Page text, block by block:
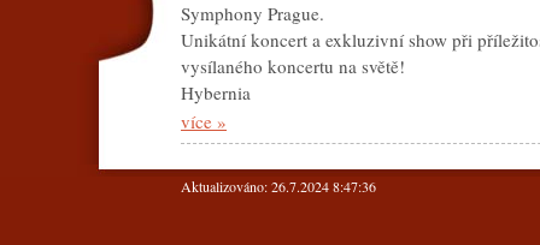
Symphony Prague.
Unikátníkoncert a exkluzivní show při
vysílaného koncertu na světě!
Hybernia
více »
Aktualizováno: 26.7.2024 8:47:36